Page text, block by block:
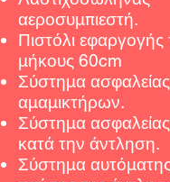
αεροσυμπιεστή.
Πιστόλι εφαργογής
μήκους 60cm
Σύστημα ασφαλείας
αμαμικτήρων.
Σύστημα
κατά την άντληση.
Σύστημα